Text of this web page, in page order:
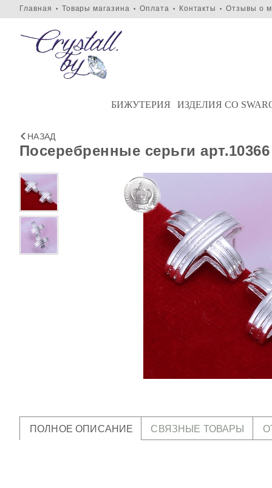
Главная • Товары магазина • Оплата • Контакты • Отзывы о
БИЖУТЕРИЯ ИЗДЕЛИЯ СО
НАЗАД
Посеребренные серьги арт.10366
ПОЛНОЕ ОПИСАНИЕ СВЯЗНЫЕ ТОВАРЫ